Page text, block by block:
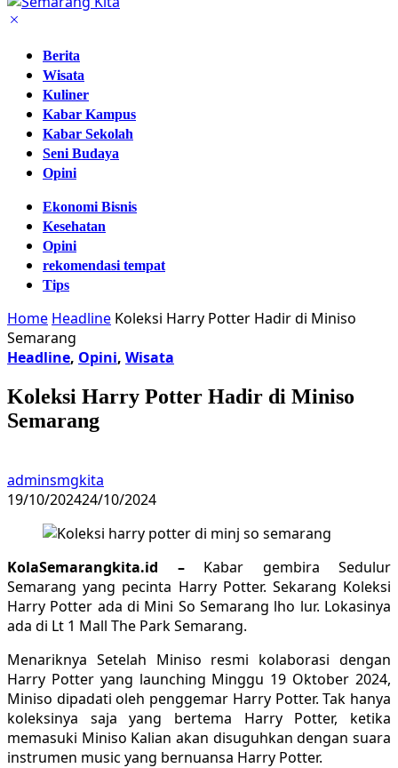
Berita
Wisata
Kuliner
Kabar Kampus
Kabar Sekolah
Seni Budaya
Opini
Ekonomi Bisnis
Kesehatan
Opini
rekomendasi tempat
Tips
Home Headline Koleksi Harry Potter Hadir di Miniso
Semarang
Headline, Opini, Wisata
Koleksi Harry Potter Hadir di Miniso
Semarang
adminsmgkita
19/10/202424/10/2024
KolaSemarangkita.id – Kabar gembira Sedulur
Semarang yang pecinta Harry Potter. Sekarang Koleksi
Harry Potter ada di Mini So Semarang lho lur. Lokasinya
ada di Lt 1 Mall The Park Semarang.
Menariknya Setelah Miniso resmi kolaborasi dengan
Harry Potter yang launching Minggu 19 Oktober 2024,
Miniso dipadati oleh penggemar Harry Potter. Tak hanya
koleksinya saja yang bertema Harry Potter, ketika
memasuki Miniso Kalian akan disuguhkan dengan suara
instrumen music yang bernuansa Harry Potter.